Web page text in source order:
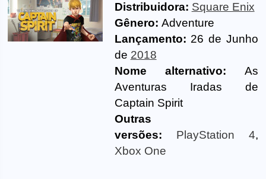
Distribuidora: Square Enix
Gênero: Adventure
Lançamento: 26 de Junho
de 2018
Nome alternativo: As
Aventuras Iradas de
Captain Spirit
Outras
versões:
PlayStation 4,
Xbox One